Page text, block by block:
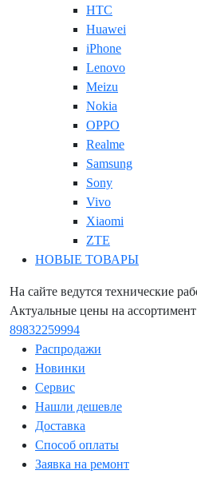
HTC
Huawei
iPhone
Lenovo
Meizu
Nokia
OPPO
Realme
Samsung
Sony
Vivo
Xiaomi
ZTE
НОВЫЕ ТОВАРЫ
На сайте ведутся технические
Актуальные цены на
89832259994
Распродажи
Новинки
Сервис
Нашли дешевле
Доставка
Способ оплаты
Заявка на ремонт